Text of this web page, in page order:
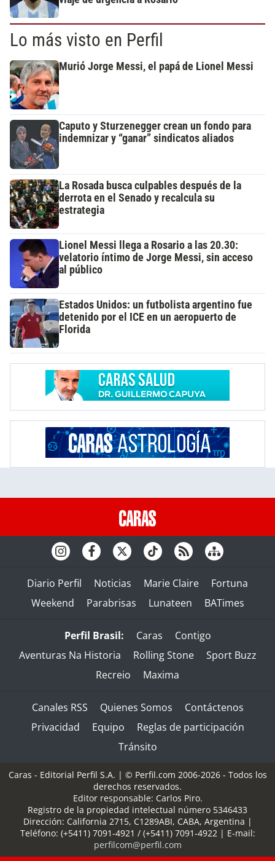
Lo más visto en Perfil
Murió Jorge Messi, el papá de Lionel Messi
Caputo y Sturzenegger crean un fondo para
indemnizar y “ganar” sindicatos aliados
La Rosada busca culpables después de la
derrota en el Senado y recalcula su
estrategia
Lionel Messi llega a Rosario a las 20.30:
velatorio íntimo de Jorge Messi, sin acceso
al público
Estados Unidos: un futbolista argentino fue
detenido por el ICE en un aeropuerto de
Florida
Diario Perfil Noticias Marie Claire
Fortuna
Weekend
Parabrisas Lunateen BATimes
Perfil Brasil: Caras
Contigo
Aventuras Na Historia
Rolling Stone
Sport Buzz
Recreio
Maxima
Canales RSS Quienes Somos
Contáctenos
Privacidad
Equipo
Reglas de participación
Tránsito
Caras - Editorial Perfil S.A. | © Perfil.com 2006-2026 - Todos los
derechos reservados.
Editor responsable: Carlos Piro.
Registro de la propiedad intelectual número 5346433
Dirección: California 2715, C1289ABI, CABA, Argentina |
Teléfono: (+5411) 7091-4921 / (+5411) 7091-4922 | E-mail:
perfilcom@perfil.com